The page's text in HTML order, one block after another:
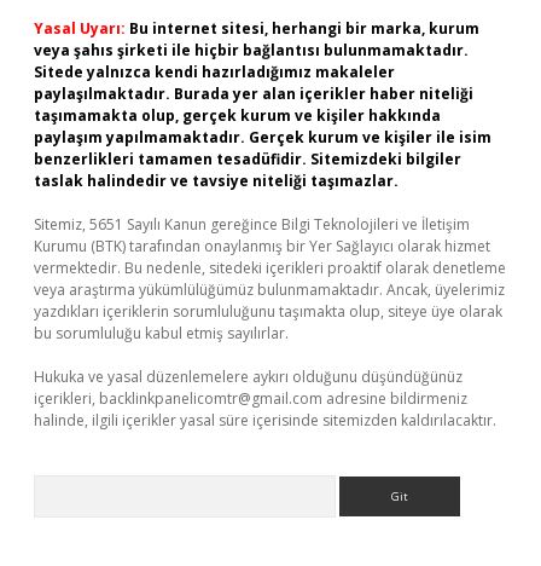
Yasal Uyarı: Bu internet sitesi, herhangi bir marka, kurum
veya şahıs şirketi ile hiçbir bağlantısı bulunmamaktadır.
Sitede yalnızca kendi hazırladığımız makaleler
paylaşılmaktadır. Burada yer alan içerikler haber niteliği
taşımamakta olup, gerçek kurum ve kişiler hakkında
paylaşım yapılmamaktadır. Gerçek kurum ve kişiler ile isim
benzerlikleri tamamen tesadüfidir. Sitemizdeki bilgiler
taslak halindedir ve tavsiye niteliği taşımazlar.
Sitemiz, 5651 Sayılı Kanun gereğince Bilgi Teknolojileri ve İletişim
Kurumu (BTK) tarafından onaylanmış bir Yer Sağlayıcı olarak hizmet
vermektedir. Bu nedenle, sitedeki içerikleri proaktif olarak denetleme
veya araştırma yükümlülüğümüz bulunmamaktadır. Ancak, üyelerimiz
yazdıkları içeriklerin sorumluluğunu taşımakta olup, siteye üye olarak
bu sorumluluğu kabul etmiş sayılırlar.
Hukuka ve yasal düzenlemelere aykırı olduğunu düşündüğünüz
içerikleri, backlinkpanelicomtr@gmail.com adresine bildirmeniz
halinde, ilgili içerikler yasal süre içerisinde sitemizden kaldırılacaktır.